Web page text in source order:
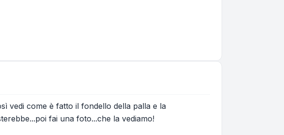
vedi come è fatto il fondello della palla e la
fai una foto...che la vediamo!